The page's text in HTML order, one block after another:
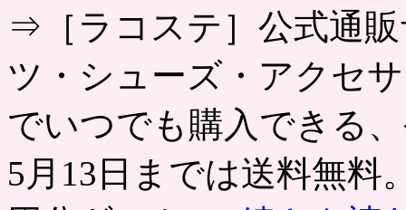
⇒［ラコステ］公式通
ツ・シューズ・アクセ
でいつでも購入できる
5月13日までは送料無料